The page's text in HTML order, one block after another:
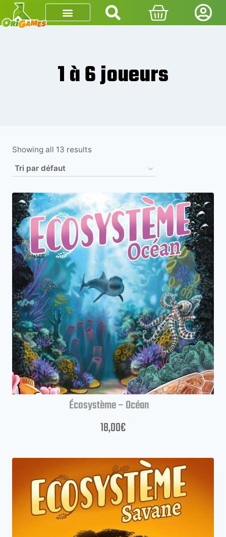
1 à 6 joueurs
Showing all 13 results
Écosystème – Océan
18,00€